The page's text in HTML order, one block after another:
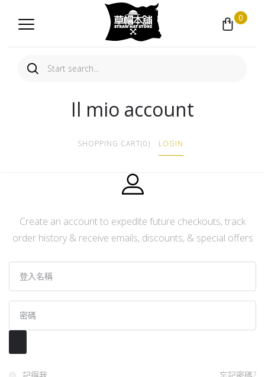
0
Il mio account
SHOPPING CART(0) LOGIN
Create an account to expedite future checkouts, track
order history & receive emails, discounts, & special offers